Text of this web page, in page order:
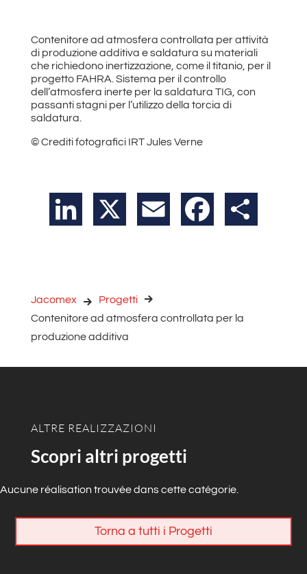
Contenitore ad atmosfera controllata per attività
di produzione additiva e saldatura su materiali
che richiedono inertizzazione, come il titanio, per il
progetto FAHRA. Sistema per il controllo
dell’atmosfera inerte per la saldatura TIG, con
passanti stagni per l’utilizzo della torcia di
saldatura.
© Crediti fotografici IRT Jules Verne
LinkedIn Email Facebook
Jacomex
Progetti
Contenitore ad atmosfera controllata per la
produzione additiva
ALTRE REALIZZAZIONI
Scopri altri progetti
Aucune réalisation trouvée dans cette catégorie.
Torna a tutti i Progetti